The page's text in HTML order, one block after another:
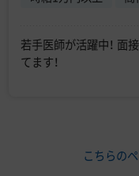
若手医師が活躍中！ 面
てます！
こちらの